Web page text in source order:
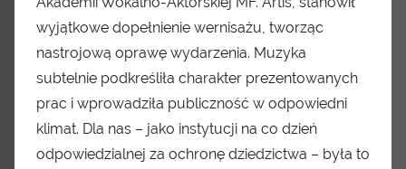
wyjątkowe dopełnienie wernisażu, tworząc
nastrojową oprawę wydarzenia. Muzyka
subtelnie podkreśliła charakter prezentowanych
prac i wprowadziła publiczność w odpowiedni
klimat. Dla nas – jako instytucji na co dzień
odpowiedzialnej za ochronę dziedzictwa – była to